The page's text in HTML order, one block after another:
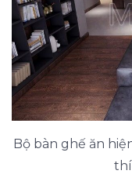
Bộ bàn ghế ăn